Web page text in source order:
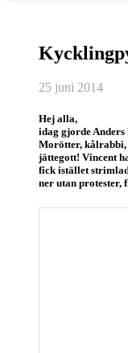
25 juni 2014
Hej alla,
idag gjorde
Morötter, kålrabbi,
jättegott! Vincent
fick istället
ner utan protester,